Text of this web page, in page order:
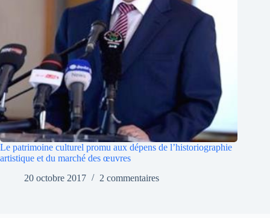
Le patrimoine culturel promu aux dépens de l’historiographie
artistique et du marché des œuvres
20 octobre 2017
2 commentaires